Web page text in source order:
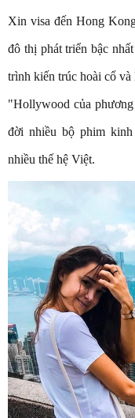
Xin visa đến Hong
đô thị phát triển bậc
trình kiến trúc hoài cổ và
"Hollywood của
đời nhiều bộ phim
nhiều thế hệ Việt.